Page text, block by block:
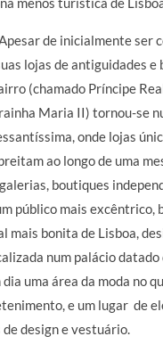
de inicialmente ser
lojas de antiguidades e
(chamado Príncipe
Maria II) tornou-se
onde lojas
ao longo de uma
boutiques
público mais excêntrico,
mais bonita de Lisboa,
num palácio
uma área da moda no
e um lugar de
design e vestuário.